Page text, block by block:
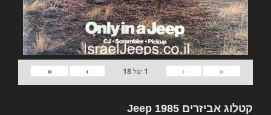
«
‹
1 של18
›
»
קטלוג אביזרים Jeep 1985